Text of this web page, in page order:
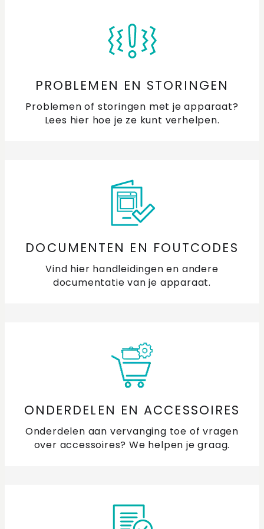
Hoe activeer ik de SAB (sabbath) mode van mijn
Vocht of roest in de oven en (combi)magnetron:
magnetron of (stoom) oven niet goed werkt?
Hoe zet ik de demostand van mijn oven of
combimagnetron uit?
Mogen de telescoopgeleiders in de oven blijven
Waar vind ik een handleiding van mijn ETNA oven of
Waarvoor zijn de gaten in de ovenruimte?
Wat is de tijdsnotatie van mijn oven en magnetron?
PROBLEMEN EN STORINGEN
Problemen of storingen met je apparaat?
Lees hier hoe je ze kunt verhelpen.
DOCUMENTEN EN FOUTCODES
Vind hier handleidingen en andere
documentatie van je apparaat.
ONDERDELEN EN ACCESSOIRES
Onderdelen aan vervanging toe of vragen
over accessoires? We helpen je graag.